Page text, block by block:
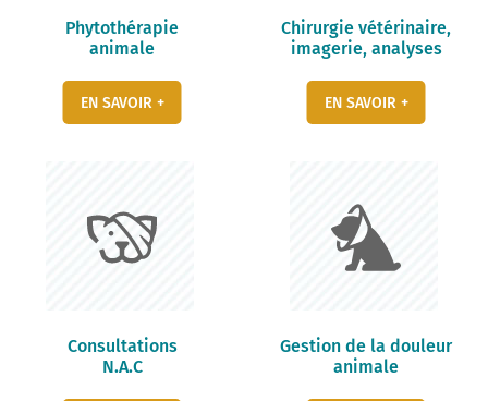
Phytothérapie
animale
EN SAVOIR +
Chirurgie vétérinaire,
imagerie, analyses
EN SAVOIR +
Consultations
N.A.C
Gestion de la douleur
animale